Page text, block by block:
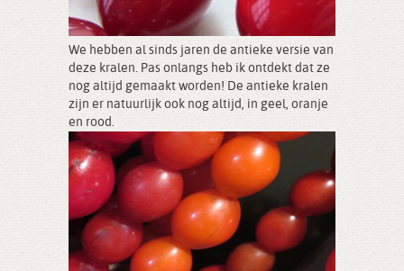
We hebben al sinds jaren de antieke versie van
deze kralen. Pas onlangs heb ik ontdekt dat ze
nog altijd gemaakt worden! De antieke kralen
zijn er natuurlijk ook nog altijd, in geel, oranje
en rood.